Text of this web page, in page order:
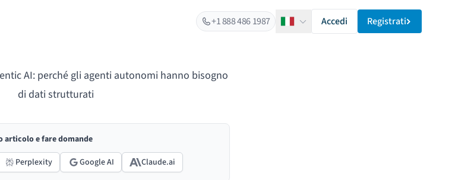
+1 888 486 1987 ItalianoAccedi Registrati
AI: perché gli agenti autonomi hanno bisogno
di dati strutturati
articolo e fare domande
Perplexity Google AI Claude.ai